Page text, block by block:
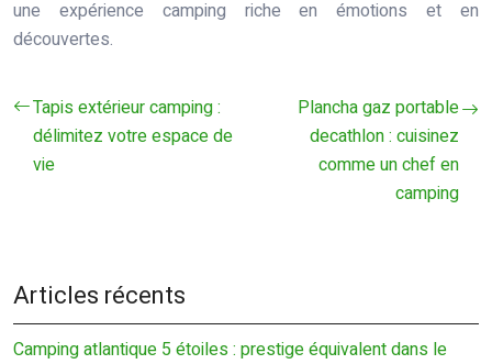
une expérience camping riche en émotions et en
découvertes.
Tapis extérieur camping :
délimitez votre espace de
vie
Plancha gaz portable
decathlon : cuisinez
comme un chef en
camping
Articles récents
Camping atlantique 5 étoiles : prestige équivalent dans le